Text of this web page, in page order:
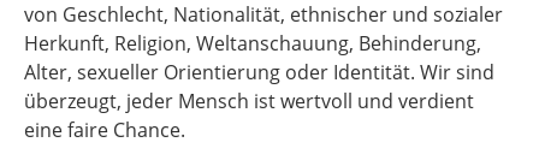
von Geschlecht, Nationalität, ethnischer und sozialer
Herkunft, Religion, Weltanschauung, Behinderung,
Alter, sexueller Orientierung oder Identität. Wir sind
überzeugt, jeder Mensch ist wertvoll und verdient
eine faire Chance.